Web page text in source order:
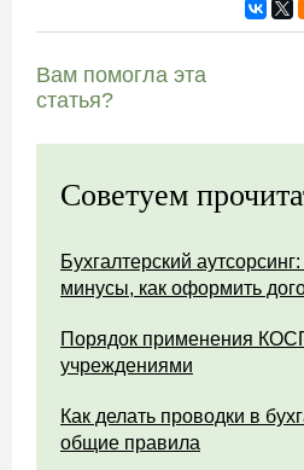
Вам помогла эта
статья?
Советуем
Бухгалтерский
минусы, как оформить
Порядок применения
учреждениями
Как делать проводки в
общие правила